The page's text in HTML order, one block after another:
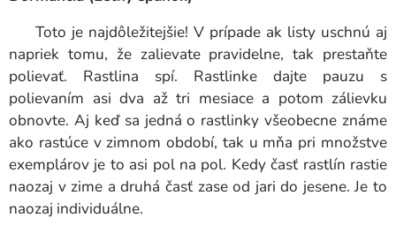
Toto je najdôležitejšie! V prípade ak listy uschnú aj
napriek tomu, že zalievate pravidelne, tak prestaňte
polievať. Rastlina spí. Rastlinke dajte pauzu s
polievaním asi dva až tri mesiace a potom zálievku
obnovte. Aj keď sa jedná o rastlinky všeobecne známe
ako rastúce v zimnom období, tak u mňa pri množstve
exemplárov je to asi pol na pol. Kedy časť rastlín rastie
naozaj v zime a druhá časť zase od jari do jesene. Je to
naozaj individuálne.